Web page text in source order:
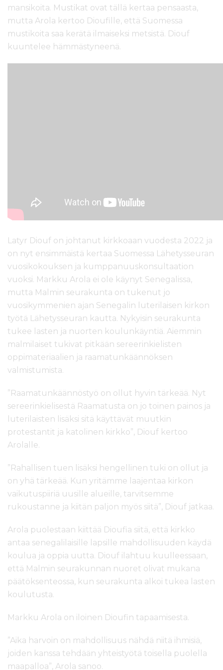
mansikoita. Mustikat ovat tällä kertaa pensaasta,
mutta Arola kertoo Dioufille, että Suomessa
mustikoita saa kerätä ilmaiseksi metsistä. Diouf
kuuntelee hämmästyneenä.
Latyr Diouf on johtanut kirkkoaan vuodesta 2022 ja
on nyt ensimmäistä kertaa Suomessa Lähetysseuran
vuosikokouksen ja kumppanuuskonsultaation
vuoksi. Markku Arola ei ole käynyt Senegalissa,
mutta Malmin seurakunta on tukenut jo
vuosikymmenien ajan Senegalin luterilaisen kirkon
työtä Lähetysseuran kautta. Nykyisin seurakunta
tukee lasten ja nuorten koulunkäyntiä. Aiemmin
malmilaiset tukivat pitkään sereerinkielisten
oppimateriaalien ja raamatunkäännöksen
valmistumista.
”Raamatunkäännöstyö on ollut hyvin tärkeää. Nyt
sereerinkielisestä Raamatusta on jo toinen painos ja
luterilaisten lisäksi sitä käyttävät muutkin
protestantit ja katolinen kirkko”, Diouf kertoo
Arolalle.
”Rahallisen tuen lisäksi hengellinen tuki on ollut ja
on yhä tärkeää. Kun yritämme laajentaa kirkon
vaikutuspiiriä uusille alueille, tarvitsemme
rukoustanne ja kiitän paljon myös siitä”, Diouf jatkaa.
Arola puolestaan kiittää Dioufia siitä, että kirkko
antaa senegalilaisille lapsille mahdollisuuden käydä
koulua ja oppia uutta. Diouf ilahtuu kuulleessaan,
että Malmin seurakunnan nuoret olivat mukana
päätöksenteossa, kun seurakunta alkoi tukea lasten
koulutusta.
Markku Arola on iloinen Dioufin tapaamisesta.
”Aika harvoin on mahdollisuus nähdä niitä ihmisiä,
joiden kanssa tehdään yhteistyötä toisella puolella
maapalloa”, Arola sanoo.